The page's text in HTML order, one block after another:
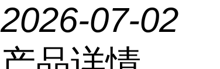
2026-07-02